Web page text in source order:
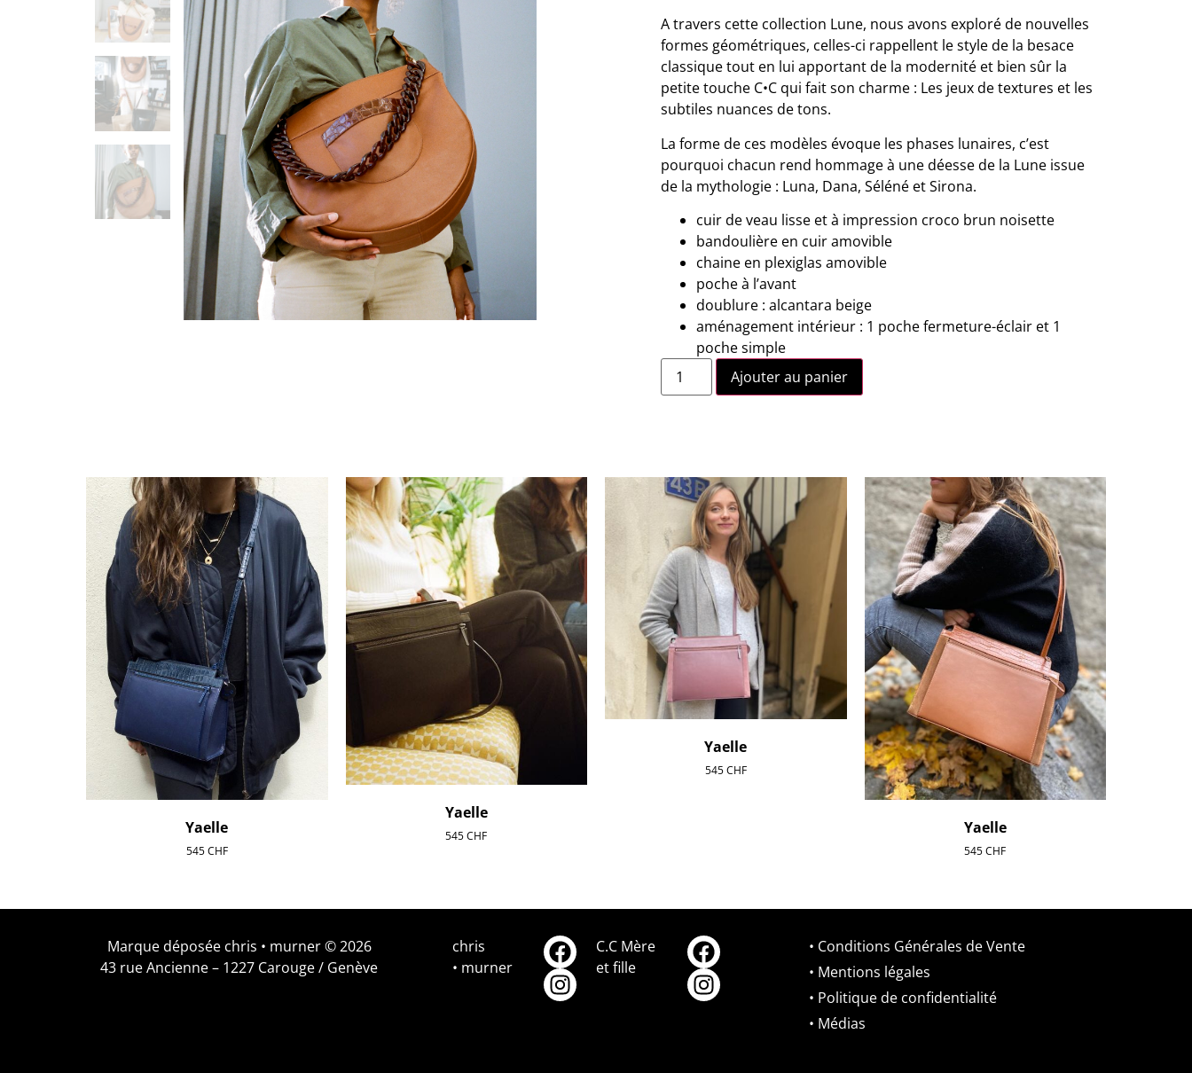
A travers cette collection Lune, nous avons exploré de nouvelles
formes géométriques, celles-ci rappellent le style de la besace
classique tout en lui apportant de la modernité et bien sûr la
petite touche C•C qui fait son charme : Les jeux de textures et les
subtiles nuances de tons.
La forme de ces modèles évoque les phases lunaires, c’est
pourquoi chacun rend hommage à une déesse de la Lune issue
de la mythologie : Luna, Dana, Séléné et Sirona.
cuir de veau lisse et à impression croco brun noisette
bandoulière en cuir amovible
chaine en plexiglas amovible
poche à l’avant
doublure : alcantara beige
aménagement intérieur : 1 poche fermeture-éclair et 1
poche simple
Ajouter au panier
Yaelle
545CHF
Yaelle
545CHF
Yaelle
545CHF
Yaelle
545CHF
Marque déposée chris • murner © 2026
43 rue Ancienne – 1227 Carouge / Genève
chris
• murner
C.C Mère
et fille
• Conditions Générales de Vente
• Mentions légales
• Politique de confidentialité
• Médias